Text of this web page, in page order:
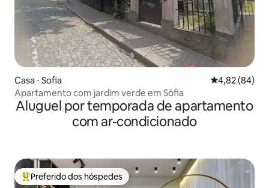
Casa ⋅ Sofia 4,82 de uma
4,82 (84)
Apartamento com jardim verde em Sófia
Aluguel por temporada de apartamento
com ar-condicionado
Entre os melhores preferidos dos hóspedes
Preferido dos hóspedes